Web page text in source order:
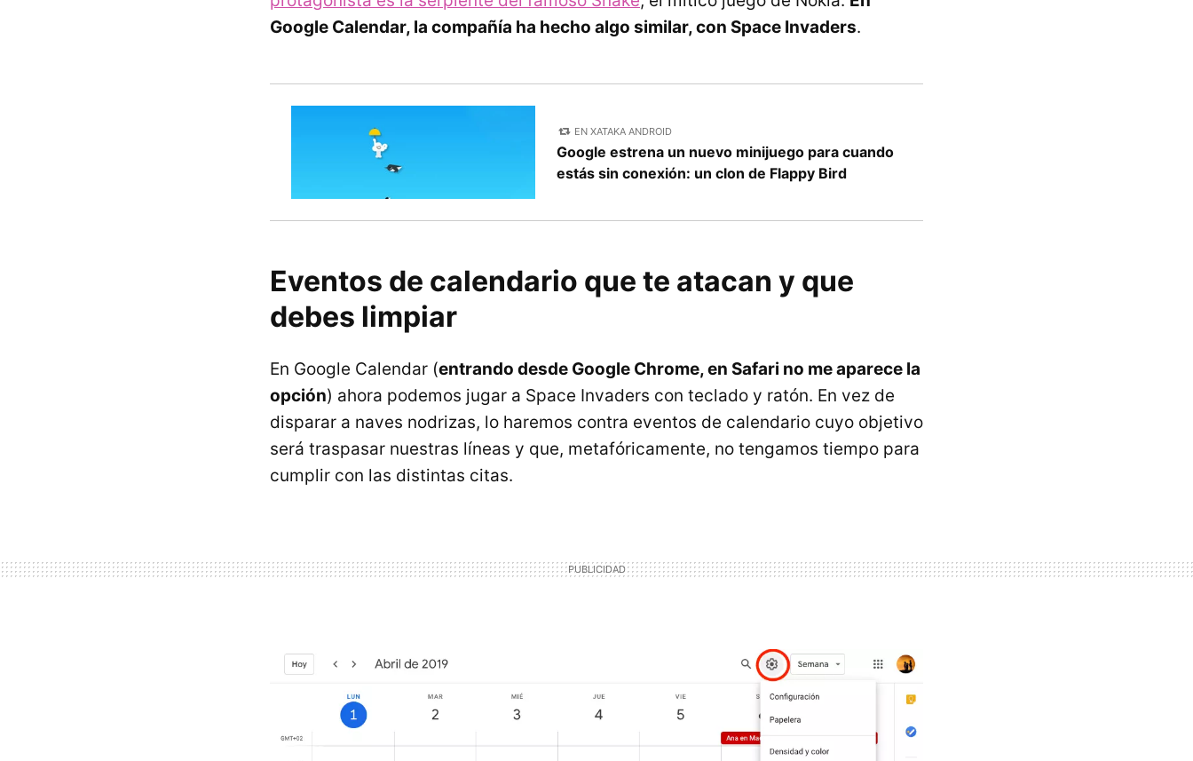
Google Calendar, la compañía ha hecho algo similar, con Space Invaders.
EN XATAKA ANDROID
Google estrena un nuevo minijuego para cuando
estás sin conexión: un clon de Flappy Bird
Eventos de calendario que te atacan y que
debes limpiar
En Google Calendar (entrando desde Google Chrome, en Safari no me aparece la
opción) ahora podemos jugar a Space Invaders con teclado y ratón. En vez de
disparar a naves nodrizas, lo haremos contra eventos de calendario cuyo objetivo
será traspasar nuestras líneas y que, metafóricamente, no tengamos tiempo para
cumplir con las distintas citas.